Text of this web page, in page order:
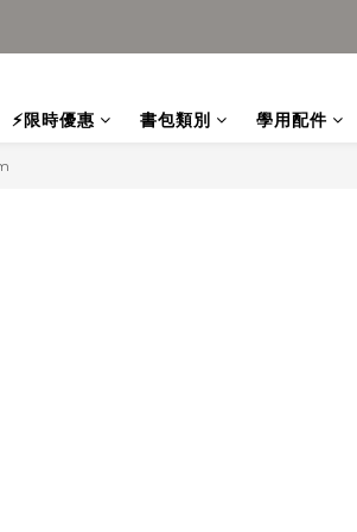
⚡限時優惠
書包類別 學用配件